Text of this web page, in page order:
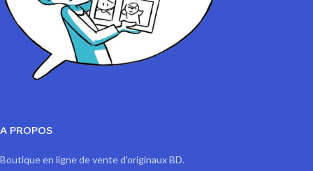
A PROPOS
Boutique en ligne de vente d'originaux BD.